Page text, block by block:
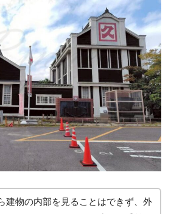
建物の内部を見ることはできず、外